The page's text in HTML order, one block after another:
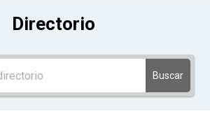
Directorio
Buscar